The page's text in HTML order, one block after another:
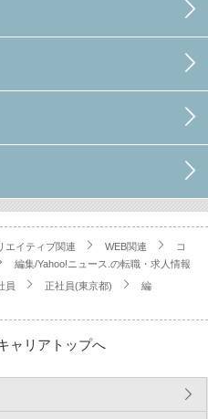
エイティブ関連 WEB関連
コ
編集/Yahoo!ニュース.の転職・求人情報
員 正社員(東京都)
編
ャリアトップへ